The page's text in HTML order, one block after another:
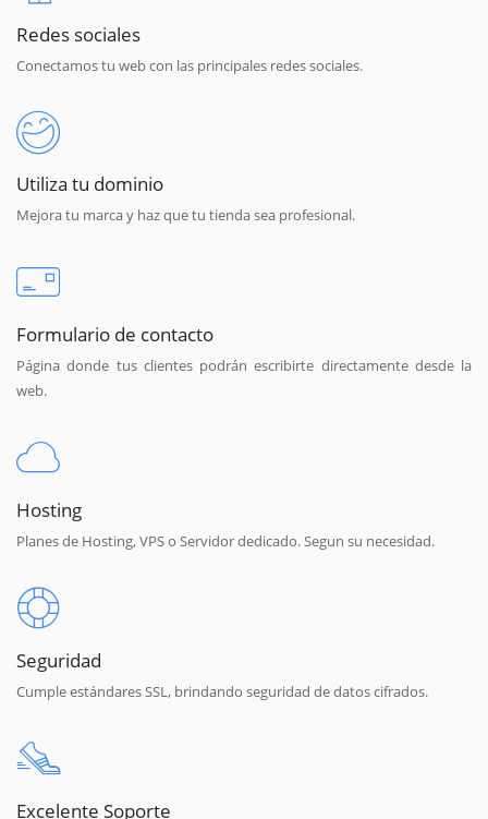
Redes sociales
Conectamos tu web con las principales redes sociales.
Utiliza tu dominio
Mejora tu marca y haz que tu tienda sea profesional.
Formulario de contacto
Página donde tus clientes podrán escribirte directamente desde la
web.
Hosting
Planes de Hosting, VPS o Servidor dedicado. Segun su necesidad.
Seguridad
Cumple estándares SSL, brindando seguridad de datos cifrados.
Excelente Soporte